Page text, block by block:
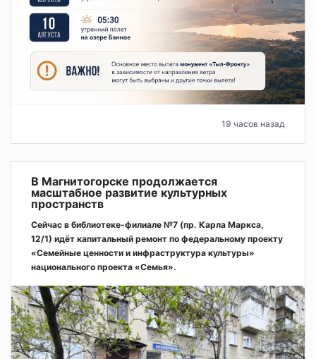
19 часов назад
В Магнитогорске продолжается
масштабное развитие культурных
пространств
Сейчас в библиотеке-филиале №7 (пр. Карла Маркса,
12/1) идёт капитальный ремонт по федеральному проекту
«Семейные ценности и инфраструктура культуры»
национального проекта «Семья».